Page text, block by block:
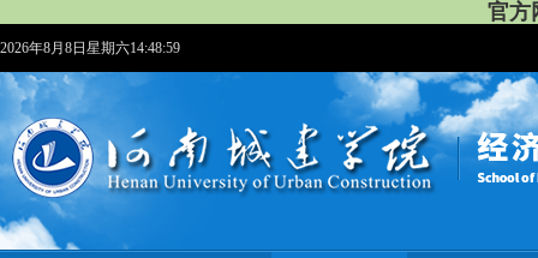
官方
2026年8月8日星期六14:49:00